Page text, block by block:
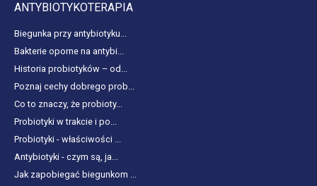
ANTYBIOTYKOTERAPIA
Biegunka przy antybiotyku...
Bakterie oporne na antybi...
Historia probiotyków – od...
Poznaj cechy dobrego prob...
Co to znaczy, że probioty...
Probiotyki w trakcie i po...
Probiotyki - właściwości ...
Antybiotyki - czym są, ja...
Jak zapobiegać biegunkom ...